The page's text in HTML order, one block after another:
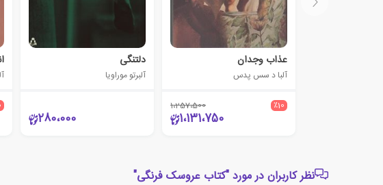
عذاب وجدان
آلبا د سس پدس
٪10 1،257،500
1،131،750
دلتنگی
آلبرتو موراویا
280،000
نظر کاربران در مورد "کتاب عروسک فرنگی"